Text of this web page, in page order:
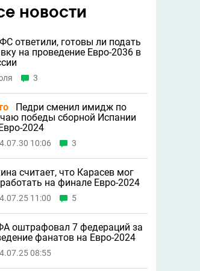
новости
ответили, готовы ли подать
на проведение Евро-2036 в
3
Педри сменил имидж по
победы сборной Испании
2024
10:06 3
считает, что Карасев мог
на финале Евро-2024
11:00 5
оштрафовал 7 федераций за
фанатов на Евро-2024
08:55